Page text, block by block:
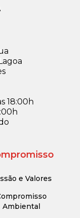
18:00h
e Valores
Ambiental